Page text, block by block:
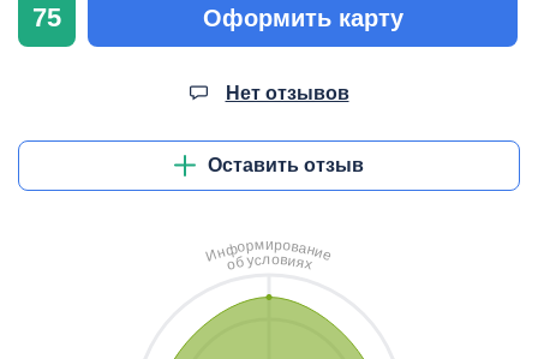
75 Оформить карту
Нет отзывов
Оставить отзыв
Информирование
обусловиях